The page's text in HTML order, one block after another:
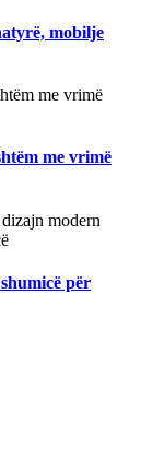
mobilje
me vrimë
për